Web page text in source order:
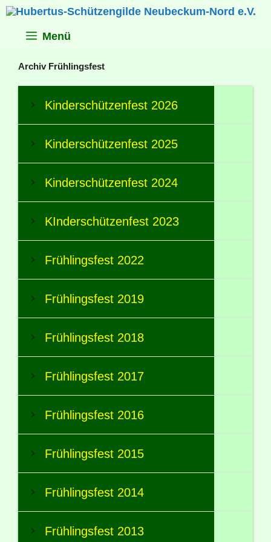
Zum
Inhalt
Menü
Archiv Frühlingsfest
Kinderschützenfest 2026
Kinderschützenfest 2025
Kinderschützenfest 2024
KInderschützenfest 2023
Frühlingsfest 2022
Frühlingsfest 2019
Frühlingsfest 2018
Frühlingsfest 2017
Frühlingsfest 2016
Frühlingsfest 2015
Frühlingsfest 2014
Frühlingsfest 2013